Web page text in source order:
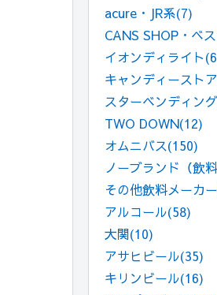
acure・JR系(7)
CANS SHOP・ベ
イオンディライト
キャンディーストア
スターベンディング
TWO DOWN(12)
オムニバス(150)
ノーブランド（飲料
その他飲料メーカー
アルコール(58)
大関(10)
アサヒビール(35)
キリンビール(16)